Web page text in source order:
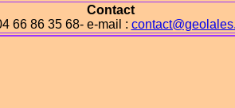
Contact
66 86 35 68- e-mail :